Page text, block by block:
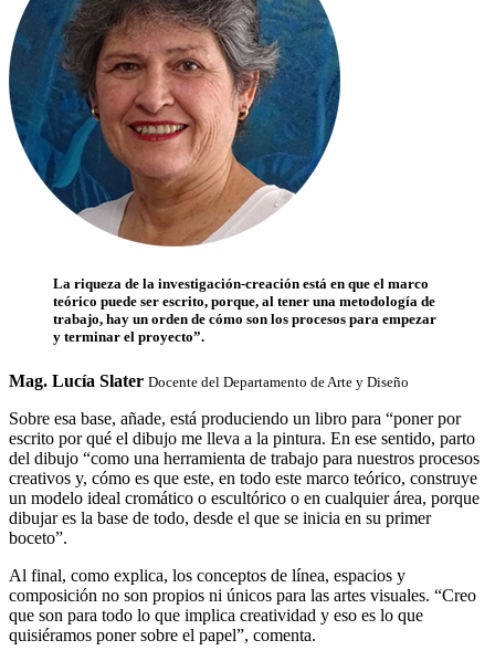
La riqueza de la investigación-creación está en que el marco
teórico puede ser escrito, porque, al tener una metodología de
trabajo, hay un orden de cómo son los procesos para empezar
y terminar el proyecto”.
Mag. Lucía Slater Docente del Departamento de Arte y Diseño
Sobre esa base, añade, está produciendo un libro para “poner por
escrito por qué el dibujo me lleva a la pintura. En ese sentido, parto
del dibujo “como una herramienta de trabajo para nuestros procesos
creativos y, cómo es que este, en todo este marco teórico, construye
un modelo ideal cromático o escultórico o en cualquier área, porque
dibujar es la base de todo, desde el que se inicia en su primer
boceto”.
Al final, como explica, los conceptos de línea, espacios y
composición no son propios ni únicos para las artes visuales. “Creo
que son para todo lo que implica creatividad y eso es lo que
quisiéramos poner sobre el papel”, comenta.